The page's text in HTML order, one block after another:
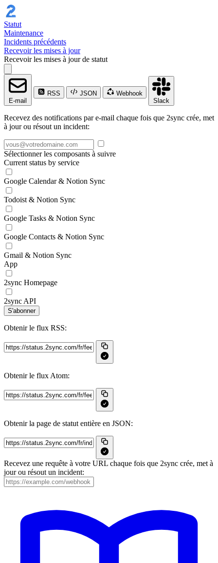
Statut
Maintenance
Incidents précédents
Recevoir les mises à jour
Recevoir les mises à jour de statut
E-mail
RSS JSON
Webhook
Slack
Recevez des notifications par e-mail chaque fois que 2sync crée, met
à jour ou résout un incident:
Sélectionner les composants à suivre
Current status by service
Google Calendar & Notion Sync
Todoist & Notion Sync
Google Tasks & Notion Sync
Google Contacts & Notion Sync
Gmail & Notion Sync
App
2sync Homepage
2sync API
S'abonner
Obtenir le flux RSS:
Obtenir le flux Atom:
Obtenir la page de statut entière en JSON:
Recevez une requête à votre URL chaque fois que 2sync crée, met à
jour ou résout un incident: